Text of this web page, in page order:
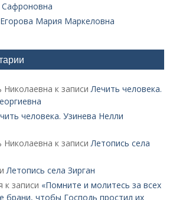
Мария Маркеловна
к записиЛечить человека.
человека. Узинева Нелли
к записиЛетопись села
Летопись села Зирган
к записи «Помните и молитесь за всех
брани, чтобы Господь простил их